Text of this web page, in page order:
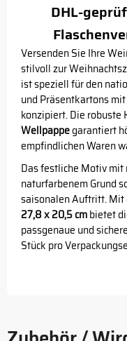
DHL-
Versenden Sie Ihre
stilvoll zur
ist speziell für den
und Präsentkartons
konzipiert. Die robuste
Wellpappegarantiert
empfindlichen Waren
Das festliche Motiv
naturfarbenem Grund
saisonalen Auftritt. Mit
27,8 x 20,5 cmbietet
passgenaue und
Stück pro